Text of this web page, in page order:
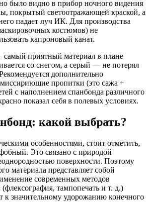
было видно в прибор ночного видения
покрытый светоотражающей краской, а
падает луч ИК. Для производства
костюмов) не
капроновый канат.
приятный материал в плане
со снегом, а серый — не потерял
дополнительно
пропитки (это сажа +
с наполнением спанбонда различного
показал себя в полевых условиях.
какой выбрать?
особенностями, стоит отметить,
Это связано с природой
поверхности. Поэтому
материала представляет собой
современных методов
тампопечать и т. д.)
к значительному удорожанию конечного